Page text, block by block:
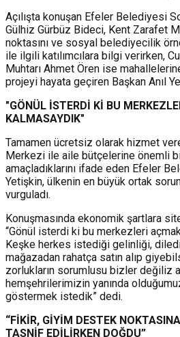
Açılışta konuşan Efeler Belediyesi
Gülhiz Gürbüz Bideci, Kent Zarafet
noktasını ve sosyal belediyecilik
ile ilgili katılımcılara bilgi verirken,
Muhtarı Ahmet Ören ise
projeyi hayata geçiren Başkan Anıl
"GÖNÜL İSTERDİ Kİ BU
KALMASAYDIK"
Tamamen ücretsiz olarak hizmet
Merkezi ile aile bütçelerine önemli
amaçladıklarını ifade eden Efeler
Yetişkin, ülkenin en büyük ortak
vurguladı.
Konuşmasında ekonomik şartlara
“Gönül isterdi ki bu merkezleri
Keşke herkes istediği gelinliği,
mağazadan rahatça satın alıp
zorlukların sorumlusu bizler değiliz
hemşehrilerimizin yanında
göstermek istedik” dedi.
“FİKİR, GİYİM DESTEK
TASNİF EDİLİRKEN DOĞDU”